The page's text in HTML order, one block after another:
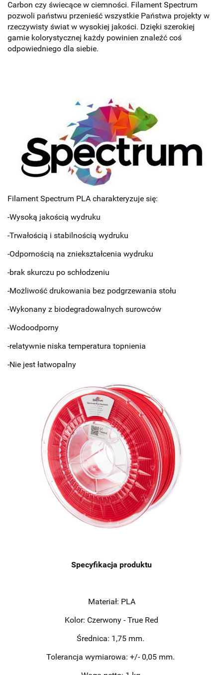
Carbon czy świecące w ciemności. Filament Spectrum
pozwoli państwu przenieść wszystkie Państwa projekty w
rzeczywisty świat w wysokiej jakości. Dzięki szerokiej
gamie kolorystycznej każdy powinien znaleźć coś
odpowiedniego dla siebie.
Filament Spectrum PLA charakteryzuje się:
-Wysoką jakością wydruku
-Trwałością i stabilnością wydruku
-Odpornością na zniekształcenia wydruku
-brak skurczu po schłodzeniu
-Możliwość drukowania bez podgrzewania stołu
-Wykonany z biodegradowalnych surowców
-Wodoodporny
-relatywnie niska temperatura topnienia
-Nie jest łatwopalny
Specyfikacja produktu
Materiał: PLA
Kolor: Czerwony - True Red
Średnica: 1,75 mm.
Tolerancja wymiarowa: +/- 0,05 mm.